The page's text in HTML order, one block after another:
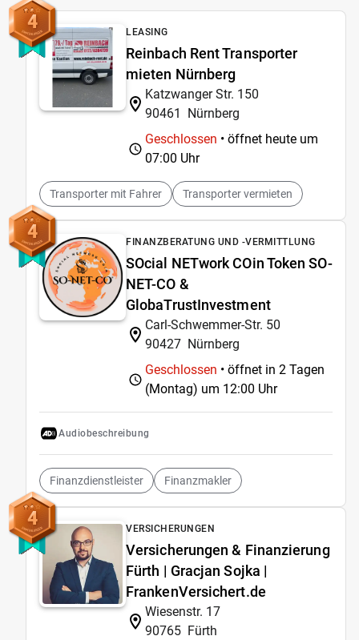
4 LEASING
Reinbach Rent Transporter
mieten Nürnberg
Katzwanger Str. 150
90461
Nürnberg
Geschlossen • öffnet heute um
07:00 Uhr
Transporter mit Fahrer Transporter vermieten
4 FINANZBERATUNG UND -VERMITTLUNG
SOcial NETwork COin Token SO-
NET-CO &
GlobaTrustInvestment
Carl-Schwemmer-Str. 50
90427 Nürnberg
Geschlossen • öffnet in 2 Tagen
(Montag) um 12:00 Uhr
Audiobeschreibung
Finanzdienstleister Finanzmakler
4 VERSICHERUNGEN
Versicherungen & Finanzierung
Fürth | Gracjan Sojka |
FrankenVersichert.de
Wiesenstr. 17
90765 Fürth